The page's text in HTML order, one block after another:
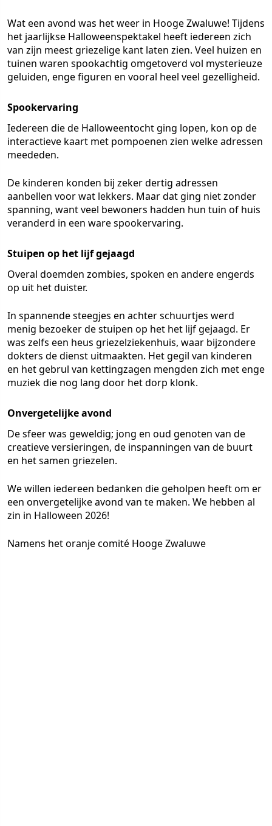
Wat een avond was het weer in Hooge Zwaluwe! Tijdens
het jaarlijkse Halloweenspektakel heeft iedereen zich
van zijn meest griezelige kant laten zien. Veel huizen en
tuinen waren spookachtig omgetoverd vol mysterieuze
geluiden, enge figuren en vooral heel veel gezelligheid.
Spookervaring
Iedereen die de Halloweentocht ging lopen, kon op de
interactieve kaart met pompoenen zien welke adressen
meededen.
De kinderen konden bij zeker dertig adressen
aanbellen voor wat lekkers. Maar dat ging niet zonder
spanning, want veel bewoners hadden hun tuin of huis
veranderd in een ware spookervaring.
Stuipen op het lijf gejaagd
Overal doemden zombies, spoken en andere engerds
op uit het duister.
In spannende steegjes en achter schuurtjes werd
menig bezoeker de stuipen op het het lijf gejaagd. Er
was zelfs een heus griezelziekenhuis, waar bijzondere
dokters de dienst uitmaakten. Het gegil van kinderen
en het gebrul van kettingzagen mengden zich met enge
muziek die nog lang door het dorp klonk.
Onvergetelijke avond
De sfeer was geweldig; jong en oud genoten van de
creatieve versieringen, de inspanningen van de buurt
en het samen griezelen.
We willen iedereen bedanken die geholpen heeft om er
een onvergetelijke avond van te maken. We hebben al
zin in Halloween 2026!
Namens het oranje comité Hooge Zwaluwe